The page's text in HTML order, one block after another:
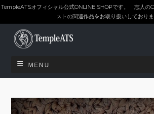
TempleATSオフィシャル公式ONLINE SHOPです。 志人の
ストの関連作品をお取り扱いしておりま
MENU